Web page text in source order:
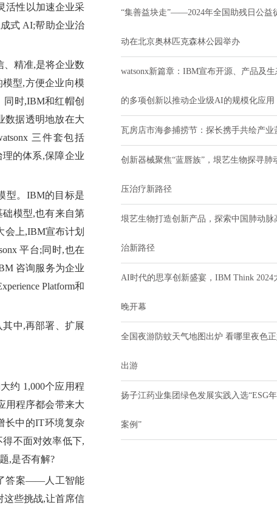
活性以加速企业采
式 AI;帮助企业治
精准,是将企业数
型,方便企业向模
时,IBM和红帽创
数据透明地放在大
三件套包括
的体系,保障企业
型。IBM的目标是
模型,也有来自第
会上,IBM宣布计划
平台;同时,也在
咨询服务为企业
Platform和
其中,再部署、扩展
约 1,000个应用程
用程序都会带来大
长中的IT环境复杂
不面对效率低下,
,是否有解?
答案——人工智能
这些挑战,让首席信
“集善益块走”——2024年全国助残日公益
动在北京奥林匹克森林公园举办
watsonx新篇章：IBM宣布开源、产品及
的多项创新以推动企业级AI的规模化应用
瓦房店市海参捕捞节：探长携手共绘产业
创新器械聚焦“蓝唇族”，垠艺生物探寻肺
压治疗新路径
垠艺生物打造创新产品，探索中国肺动脉
治新路径
AI时代的思享创新盛宴，IBM Think 2024
晚开幕
全国夜游防蚊天气地图出炉 看哪里夜色
出游
扬子江药业集团绿色发展实践入选“ESG
案例”